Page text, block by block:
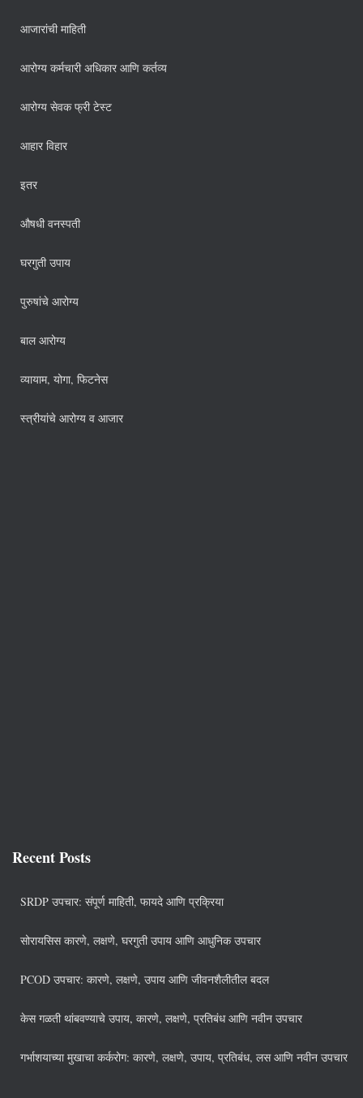
आजारांची माहिती
आरोग्य कर्मचारी अधिकार आणि कर्तव्य
आरोग्य सेवक फ्री टेस्ट
आहार विहार
इतर
औषधी वनस्पती
घरगुती उपाय
पुरुषांचे आरोग्य
बाल आरोग्य
व्यायाम, योगा, फिटनेस
स्त्रीयांचे आरोग्य व आजार
Recent Posts
SRDP उपचार: संपूर्ण माहिती, फायदे आणि प्रक्रिया
सोरायसिस कारणे, लक्षणे, घरगुती उपाय आणि आधुनिक उपचार
PCOD उपचार: कारणे, लक्षणे, उपाय आणि जीवनशैलीतील बदल
केस गळती थांबवण्याचे उपाय, कारणे, लक्षणे, प्रतिबंध आणि नवीन उपचार
गर्भाशयाच्या मुखाचा कर्करोग: कारणे, लक्षणे, उपाय, प्रतिबंध, लस आणि नवीन उपचार